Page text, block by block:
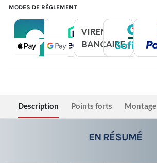
MODES DE RÈGLEMENT
Description Points forts Montage
EN RÉSUMÉ